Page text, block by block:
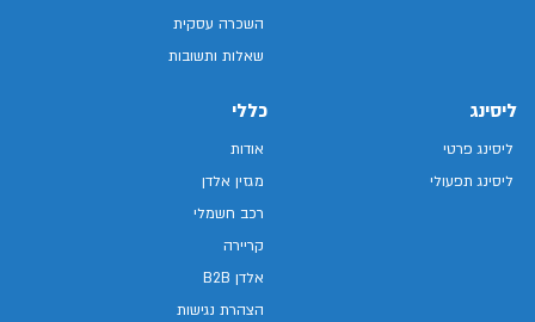
השכרה עסקית
שאלות ותשובות
ליסינג
ליסינג פרטי
ליסינג תפעולי
כללי
אודות
מגזין אלדן
רכב חשמלי
קריירה
אלדן B2B
הצהרת נגישות